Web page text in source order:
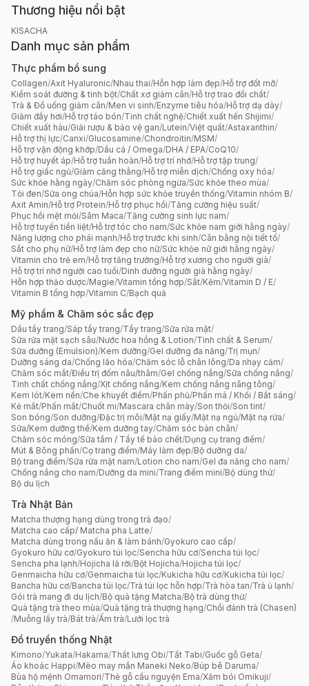
Thương hiệu nổi bật
KISACHA
Danh mục sản phẩm
Thực phẩm bổ sung
Collagen/Axit Hyaluronic/Nhau thai/Hỗn hợp làm đẹp/Hỗ trợ đốt mỡ/
Kiểm soát đường & tinh bột/Chất xơ giảm cân/Hỗ trợ trao đổi chất/
Trà & Đồ uống giảm cân/Men vi sinh/Enzyme tiêu hóa/Hỗ trợ dạ dày/
Giảm đầy hơi/Hỗ trợ táo bón/Tinh chất nghệ/Chiết xuất hến Shijimi/
Chiết xuất hàu/Giải rượu & bảo vệ gan/Lutein/Việt quất/Astaxanthin/
Hỗ trợ thị lực/Canxi/Glucosamine/Chondroitin/MSM/
Hỗ trợ vận động khớp/Dầu cá / Omega/DHA / EPA/CoQ10/
Hỗ trợ huyết áp/Hỗ trợ tuần hoàn/Hỗ trợ trí nhớ/Hỗ trợ tập trung/
Hỗ trợ giấc ngủ/Giảm căng thẳng/Hỗ trợ miễn dịch/Chống oxy hóa/
Sức khỏe hằng ngày/Chăm sóc phòng ngừa/Sức khỏe theo mùa/
Tỏi đen/Sữa ong chúa/Hỗn hợp sức khỏe truyền thống/Vitamin nhóm B/
Axit Amin/Hỗ trợ Protein/Hỗ trợ phục hồi/Tăng cường hiệu suất/
Phục hồi mệt mỏi/Sâm Maca/Tăng cường sinh lực nam/
Hỗ trợ tuyến tiền liệt/Hỗ trợ tóc cho nam/Sức khỏe nam giới hằng ngày/
Năng lượng cho phái mạnh/Hỗ trợ trước khi sinh/Cân bằng nội tiết tố/
Sắt cho phụ nữ/Hỗ trợ làm đẹp cho nữ/Sức khỏe nữ giới hằng ngày/
Vitamin cho trẻ em/Hỗ trợ tăng trưởng/Hỗ trợ xương cho người già/
Hỗ trợ trí nhớ người cao tuổi/Dinh dưỡng người già hằng ngày/
Hỗn hợp thảo dược/Magie/Vitamin tổng hợp/Sắt/Kẽm/Vitamin D / E/
Vitamin B tổng hợp/Vitamin C/Bạch quả
Mỹ phẩm & Chăm sóc sắc đẹp
Dầu tẩy trang/Sáp tẩy trang/Tẩy trang/Sữa rửa mặt/
Sữa rửa mặt sạch sâu/Nước hoa hồng & Lotion/Tinh chất & Serum/
Sữa dưỡng (Emulsion)/Kem dưỡng/Gel dưỡng đa năng/Trị mụn/
Dưỡng sáng da/Chống lão hóa/Chăm sóc lỗ chân lông/Da nhạy cảm/
Chăm sóc mắt/Điều trị đốm nâu/thâm/Gel chống nắng/Sữa chống nắng/
Tinh chất chống nắng/Xịt chống nắng/Kem chống nắng nâng tông/
Kem lót/Kem nền/Che khuyết điểm/Phấn phủ/Phấn má / Khối / Bắt sáng/
Kẻ mắt/Phấn mắt/Chuốt mi/Mascara chân mày/Son thỏi/Son tint/
Son bóng/Son dưỡng/Đặc trị môi/Mặt nạ giấy/Mặt nạ ngủ/Mặt nạ rửa/
Sữa/Kem dưỡng thể/Kem dưỡng tay/Chăm sóc bàn chân/
Chăm sóc móng/Sữa tắm / Tẩy tế bào chết/Dụng cụ trang điểm/
Mút & Bông phấn/Cọ trang điểm/Máy làm đẹp/Bộ dưỡng da/
Bộ trang điểm/Sữa rửa mặt nam/Lotion cho nam/Gel đa năng cho nam/
Chống nắng cho nam/Dưỡng da mini/Trang điểm mini/Bộ dùng thử/
Bộ du lịch
Trà Nhật Bản
Matcha thượng hạng dùng trong trà đạo/
Matcha cao cấp/ Matcha pha Latte/
Matcha dùng trong nấu ăn & làm bánh/Gyokuro cao cấp/
Gyokuro hữu cơ/Gyokuro túi lọc/Sencha hữu cơ/Sencha túi lọc/
Sencha pha lạnh/Hojicha lá rời/Bột Hojicha/Hojicha túi lọc/
Genmaicha hữu cơ/Genmaicha túi lọc/Kukicha hữu cơ/Kukicha túi lọc/
Bancha hữu cơ/Bancha túi lọc/Trà túi lọc hỗn hợp/Trà hòa tan/Trà ủ lạnh/
Gói trà mang đi du lịch/Bộ quà tặng Matcha/Bộ trà dùng thử/
Quà tặng trà theo mùa/Quà tặng trà thượng hạng/Chổi đánh trà (Chasen)
/Muỗng lấy trà/Bát trà/Ấm trà/Lưới lọc trà
Đồ truyền thống Nhật
Kimono/Yukata/Hakama/Thắt lưng Obi/Tất Tabi/Guốc gỗ Geta/
Áo khoác Happi/Mèo may mắn Maneki Neko/Búp bê Daruma/
Bùa hộ mệnh Omamori/Thẻ gỗ cầu nguyện Ema/Xăm bói Omikuji/